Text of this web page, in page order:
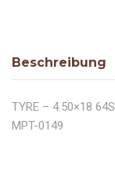
Beschreibung
TYRE – 4.50×18 64S
MPT-0149